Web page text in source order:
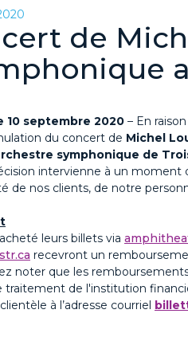
de
10 septembre 2020 – En
du concert de Michel
symphonique de
intervienne à un moment
de nos clients, de notre
leurs billets via
recevront un
noter que les
traitement de l'institution
à l’adresse courriel